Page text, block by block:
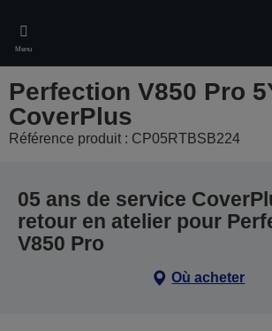
main
content
Menu
Perfection V850 Pro
CoverPlus
Référence produit : CP05RTBSB224
05 ans de service
retour en atelier pour
V850 Pro
Où acheter